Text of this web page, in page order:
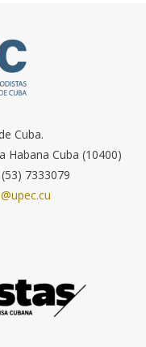
Cuba.
Habana Cuba (10400)
7333079